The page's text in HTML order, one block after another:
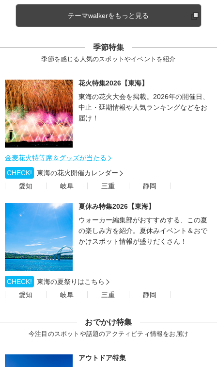
テーマwalkerをもっと見る
季節特集
季節を感じる人気のスポットやイベントを紹介
花火特集2026【東海】
東海の花火大会を掲載。2026年の開催日、
中止・延期情報や人気ランキングなどをお
届け！
金麦花火特等席＆グッズが当たる
CHECK!
東海の花火開催カレンダー
愛知
岐阜 三重 静岡
夏休み特集2026【東海】
ウォーカー編集部がおすすめする、この夏
の楽しみ方を紹介。夏休みイベント＆おで
かけスポット情報が盛りだくさん！
CHECK!
東海の夏祭りはこちら
愛知
岐阜 三重 静岡
おでかけ特集
今注目のスポットや話題のアクティビティ情報をお届け
アウトドア特集